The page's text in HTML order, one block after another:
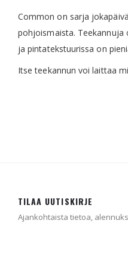
gallery
Common on sarja
pohjoismaista. Teekannuja
ja pintatekstuurissa on
Itse teekannun voi laittaa
TILAA UUTISKIRJE
Ajankohtaista tietoa,